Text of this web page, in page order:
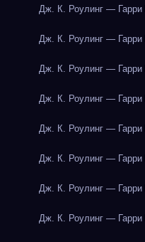
Дж. К. Роулинг — Гарри
Дж. К. Роулинг — Гарри
Дж. К. Роулинг — Гарри
Дж. К. Роулинг — Гарри
Дж. К. Роулинг — Гарри
Дж. К. Роулинг — Гарри
Дж. К. Роулинг — Гарри
Дж. К. Роулинг — Гарри